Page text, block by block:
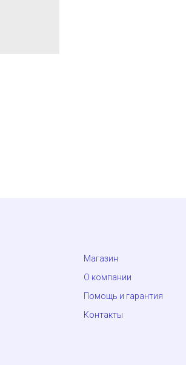
Магазин
О компании
Помощь и гарантия
Контакты